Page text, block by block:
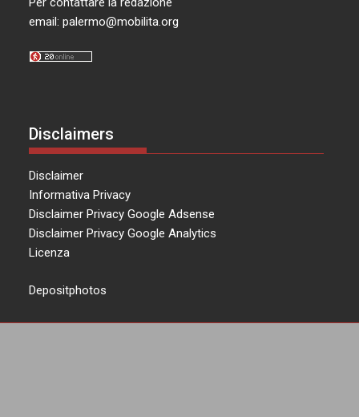
email:palermo@mobilita.org
Disclaimers
Disclaimer
Informativa Privacy
Disclaimer Privacy Google Adsense
Disclaimer Privacy Google Analytics
Licenza
Depositphotos